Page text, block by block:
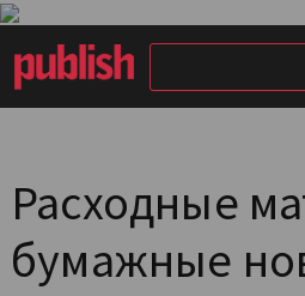
Расходные
бумажные